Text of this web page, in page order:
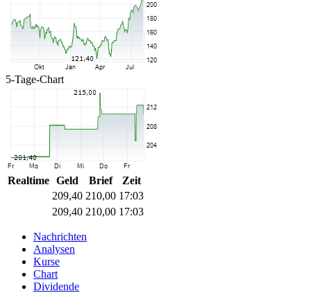
5-Tage-Chart
Realtime Geld Brief
Zeit
209,40 210,00 17:03
209,40 210,00 17:03
Nachrichten
Analysen
Kurse
Chart
Dividende